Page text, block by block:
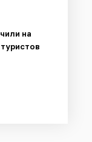
на